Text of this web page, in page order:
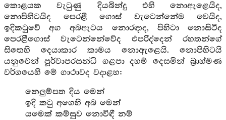
කොළයක වැටුණු දියබින්දු එහි නොඇළෙයිද,
නොපිහිටයිද පෙරළී ගොස් වැටෙන්නේම වෙයිද,
ඉදිකටුවේ අග අබඇටය නොරඳාද, පිහිටා නොසිටීද
පෙරළීගොස් වැටෙන්නේවේද එපරිද්දෙන් රහතන්ගේ
සිතෙහි දෙයාකාර කාමය නොඇළෙයි. නොපිහිටයි
යනුවෙන් පූර්වාපරසන්ධි ගළපා දහම් දෙසමින් බ්‍රාහ්මණ
වර්ගයෙහි මේ ගාථාවද වදාළහ:
නෙලුම්පත දිය මෙන්
ඉදි කටු අගෙහි අබ මෙන්
යමෙක් කම්සුව නොවිඳී නම්